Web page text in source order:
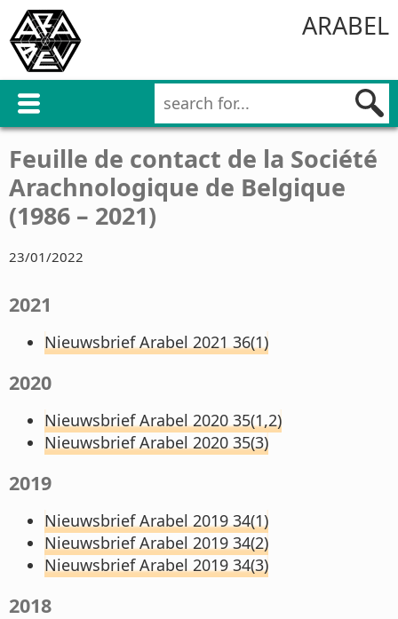
ARABEL
Feuille de contact de la Société
Arachnologique de Belgique
(1986 – 2021)
23/01/2022
2021
Nieuwsbrief Arabel 2021 36(1)
2020
Nieuwsbrief Arabel 2020 35(1,2)
Nieuwsbrief Arabel 2020 35(3)
2019
Nieuwsbrief Arabel 2019 34(1)
Nieuwsbrief Arabel 2019 34(2)
Nieuwsbrief Arabel 2019 34(3)
2018